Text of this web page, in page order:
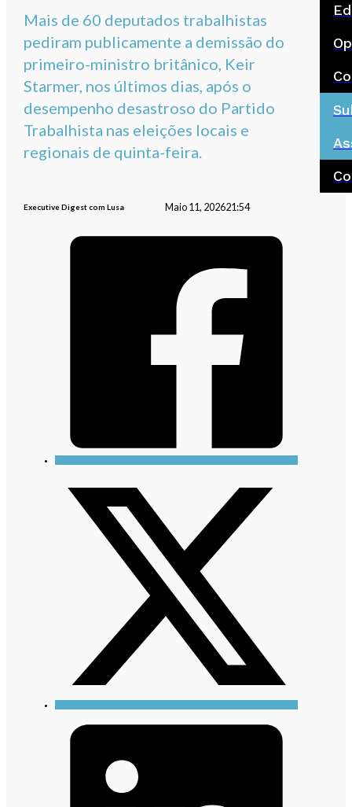
Mais de 60 deputados trabalhistas
pediram publicamente a demissão do
primeiro-ministro britânico, Keir
Starmer, nos últimos dias, após o
desempenho desastroso do Partido
Trabalhista nas eleições locais e
regionais de quinta-feira.
Executive Digest com Lusa Maio 11, 202621:54